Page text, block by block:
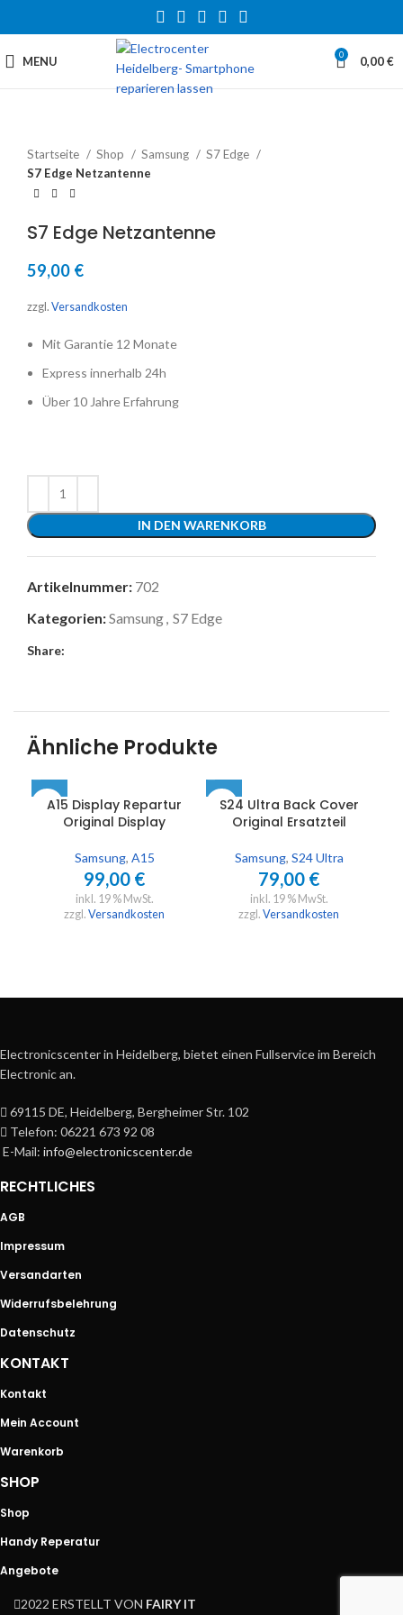
MENU 0 0,00€
Startseite Shop Samsung
S7 Edge
S7 Edge Netzantenne
S7 Edge Netzantenne
59,00 €
zzgl. Versandkosten
Mit Garantie 12 Monate
Express innerhalb 24h
Über 10 Jahre Erfahrung
IN DEN WARENKORB
Artikelnummer: 702
Kategorien:Samsung S7 Edge
Share:
Ähnliche Produkte
A15 Display Repartur
Original Display
Samsung, A15
99,00 €
inkl. 19 % MwSt.
zzgl. Versandkosten
S24 Ultra Back Cover
Original Ersatzteil
Samsung, S24 Ultra
79,00 €
inkl. 19 % MwSt.
zzgl. Versandkosten
Electronicscenter in Heidelberg, bietet einen Fullservice im Bereich
Electronic an.
69115 DE, Heidelberg, Bergheimer Str. 102
Telefon: 06221 673 92 08
E-Mail:info@electronicscenter.de
RECHTLICHES
AGB
Impressum
Versandarten
Widerrufsbelehrung
Datenschutz
KONTAKT
Kontakt
Mein Account
Warenkorb
SHOP
Shop
Handy Reperatur
Angebote
2022 ERSTELLT VON FAIRY IT